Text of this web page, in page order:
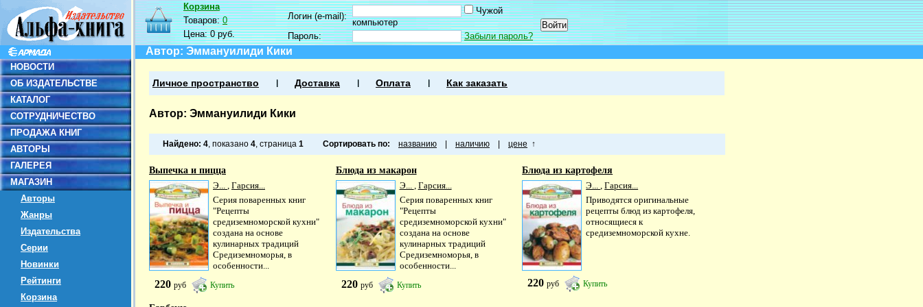
НОВОСТИ
ОБ ИЗДАТЕЛЬСТВЕ
КАТАЛОГ
СОТРУДНИЧЕСТВО
ПРОДАЖА КНИГ
АВТОРЫ
ГАЛЕРЕЯ
МАГАЗИН
Авторы
Жанры
Издательства
Серии
Новинки
Рейтинги
Корзина
Корзина
Товаров:0
Цена:0 руб.
Логин (e-mail):
Чужой
компьютер
Пароль:
Забыли пароль?
Автор: Эммануилиди Кики
Личное пространство Доставка Оплата Как заказать
Автор: Эммануилиди Кики
Найдено: 4, показано 4, страница 1 Сортировать по: названию наличию цене ↑
Выпечка и пицца
Э... , Гарсия...
Серия поваренных книг
"Рецепты
средиземноморской кухни"
создана на основе
кулинарных традиций
Средиземноморья, в
особенности...
220 руб Купить
Блюда из макарон
Э... , Гарсия...
Серия поваренных книг
"Рецепты
средиземноморской кухни"
создана на основе
кулинарных традиций
Средиземноморья, в
особенности...
220 руб Купить
Блюда из картофеля
Э...,Гарсия...
Приводятся оригинальные
рецепты блюд из картофеля,
относящиеся к
средиземноморской кухне.
220руб Купить